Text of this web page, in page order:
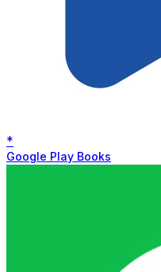
*
Google Play Books